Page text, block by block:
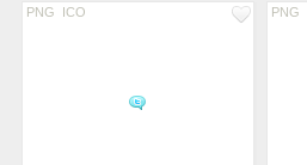
PNG ICO PNG